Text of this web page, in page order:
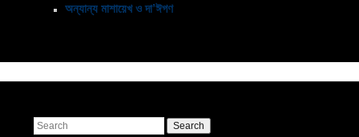
অন্যান্য মাশায়েখ ও দা’ঈগণ
Search